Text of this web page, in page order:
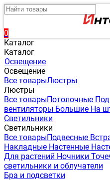
0
Каталог
Каталог
Освещение
Освещение
Все товарыЛюстры
Люстры
Все товарыПотолочные
вентиляторы Большие На
Светильники
Светильники
Все товарыПодвесные
Накладные Настенные
Для растений Ночники
светильники и облучатели
Бра и подсветки